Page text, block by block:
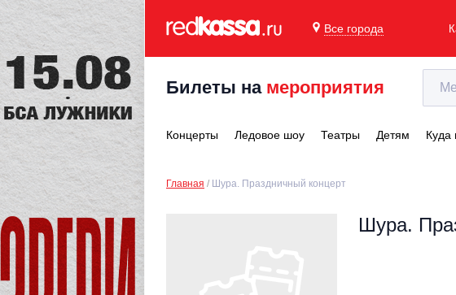
Все города
Билеты на мероприятия
Концерты Ледовое шоу Театры Детям Куда
Главная Шура. Праздничный концерт
Шура.